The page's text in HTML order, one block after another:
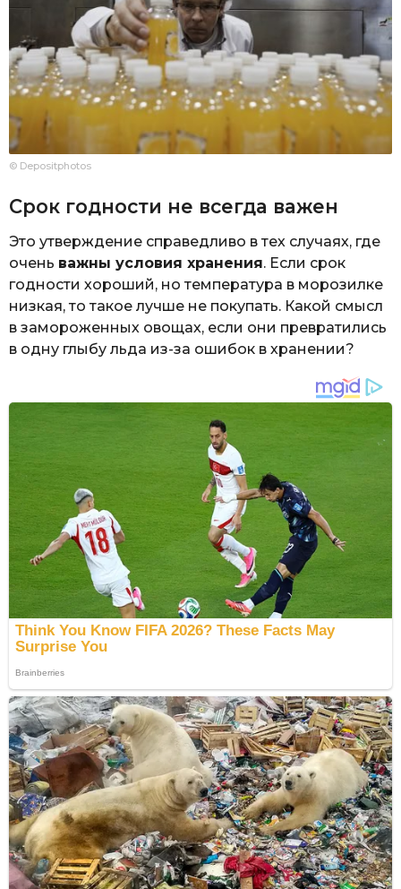
© Depositphotos
Срок годности не всегда важен
Это утверждение справедливо в тех случаях, где
очень важны условия хранения. Если срок
годности хороший, но температура в морозилке
низкая, то такое лучше не покупать. Какой смысл
в замороженных овощах, если они превратились
в одну глыбу льда из-за ошибок в хранении?